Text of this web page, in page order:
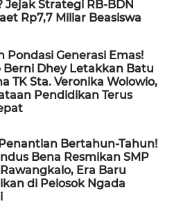
Jejak Strategi RB-BDN
Rp7,7 Miliar Beasiswa
Pondasi Generasi Emas!
Berni Dhey Letakkan Batu
TK Sta. Veronika Wolowio,
Pendidikan Terus
Bertahun-Tahun!
Bena Resmikan SMP
Era Baru
di Pelosok Ngada